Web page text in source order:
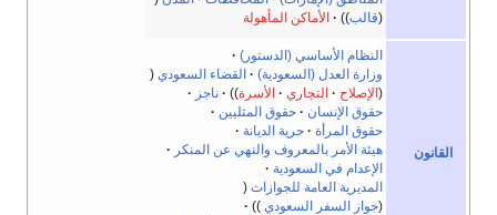
قالب
الأماكن المأهولة
القانون
النظام الأساسي (الدستور)
وزارة العدل (السعودية)
القضاء السعودي
الإصلاح
التجاري الأسرة
ناجز
حقوق الإنسان
حقوق المثليين
حقوق المرأة
حرية الديانة
هيئة الأمر بالمعروف والنهي عن المنكر
الإعدام في السعودية
المديرية العامة للجوازات
جواز السفر السعودي